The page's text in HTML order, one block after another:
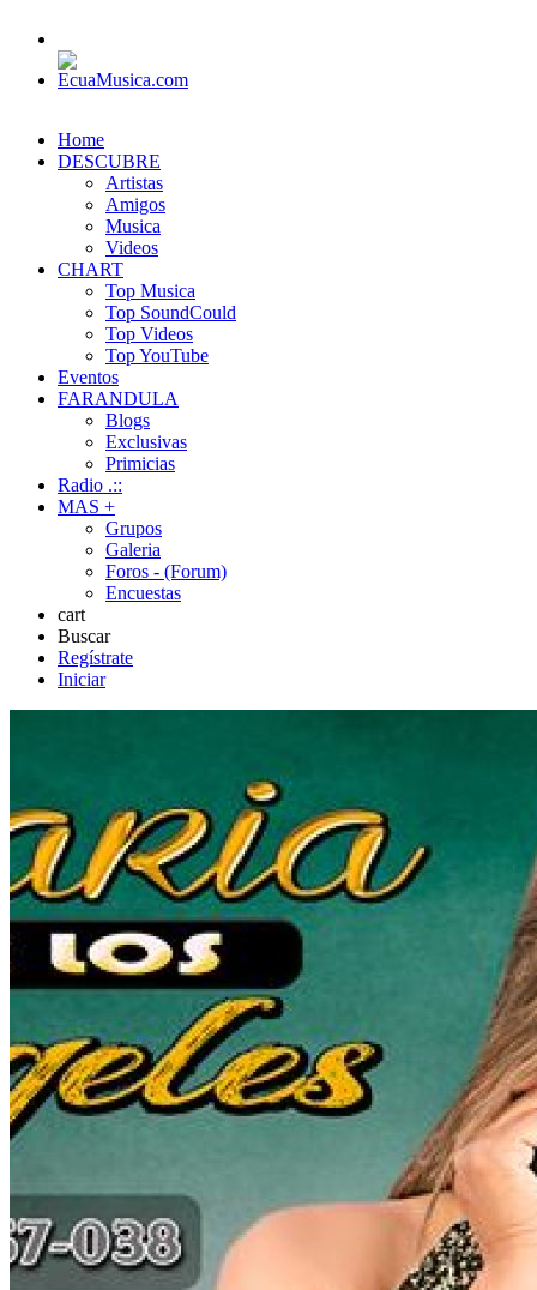
Home
DESCUBRE
Artistas
Amigos
Musica
Videos
CHART
Top Musica
Top SoundCould
Top Videos
Top YouTube
Eventos
FARANDULA
Blogs
Exclusivas
Primicias
Radio .::
MAS +
Grupos
Galeria
Foros - (Forum)
Encuestas
cart
Buscar
Regístrate
Iniciar